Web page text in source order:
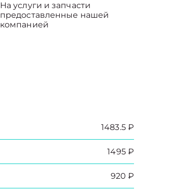
На услуги и запчасти
предоставленные нашей
компанией
1483.5 ₽
1495 ₽
920 ₽